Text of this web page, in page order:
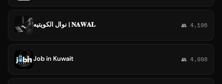
نوال الكويتيه | 𝐍𝐀𝐖𝐀𝐋 👥 4,106
Job in Kuwait 👥 4,098